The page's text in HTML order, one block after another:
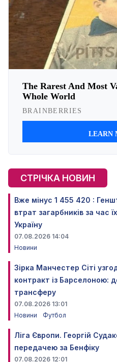
СТРІЧКА НОВИН
Вже мінус 1 455 420 :
втрат загарбників за час
Україну
07.08.2026 14:04
Новини
Зірка Манчестер Сіті
контракт із Барселоною:
трансферу
07.08.2026 13:01
Новини
Футбол
Ліга Європи. Георгій
передачею за Бенфіку
07.08.2026 12:01